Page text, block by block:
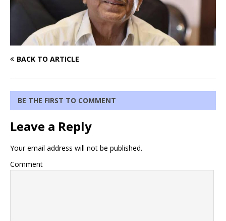
BACK TO ARTICLE
BE THE FIRST TO COMMENT
Leave a Reply
Your email address will not be published.
Comment